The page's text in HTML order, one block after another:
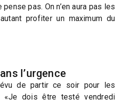
pas. On n’en aura pas les
profiter un maximum du
l’urgence
de partir ce soir pour les
«Je dois être testé vendredi